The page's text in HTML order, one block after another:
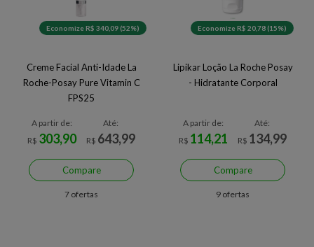
Economize R$ 340,09 (52%)
Creme Facial Anti-Idade La
Roche-Posay Pure Vitamin C
FPS25
A partir de:
R$ 303,90
Até:
R$ 643,99
Compare
7 ofertas
Economize R$ 20,78 (15%)
Lipikar Loção La Roche Posay
- Hidratante Corporal
A partir de:
R$ 114,21
Até:
R$ 134,99
Compare
9 ofertas